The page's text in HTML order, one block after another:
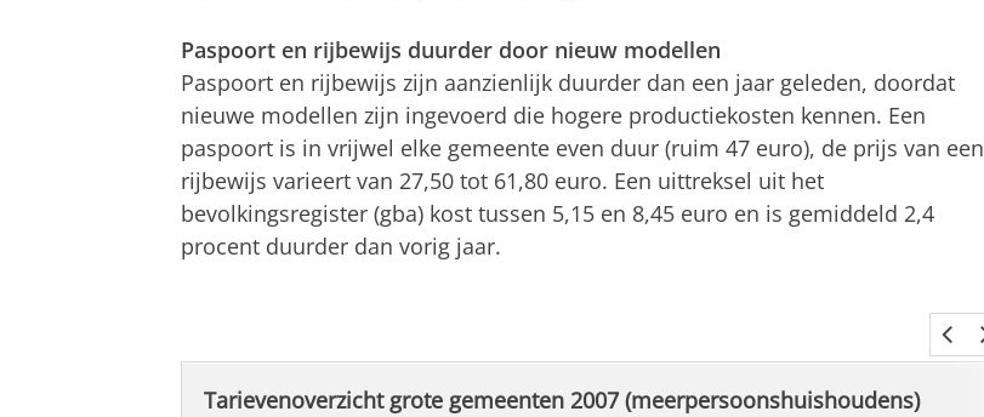
Paspoort en rijbewijs duurder door nieuw modellen
Paspoort en rijbewijs zijn aanzienlijk duurder dan een jaar geleden, doordat
nieuwe modellen zijn ingevoerd die hogere productiekosten kennen. Een
paspoort is in vrijwel elke gemeente even duur (ruim 47 euro), de prijs van een
rijbewijs varieert van 27,50 tot 61,80 euro. Een uittreksel uit het
bevolkingsregister (gba) kost tussen 5,15 en 8,45 euro en is gemiddeld 2,4
procent duurder dan vorig jaar.
Tarievenoverzicht grote gemeenten 2007 (meerpersoonshuishoudens)